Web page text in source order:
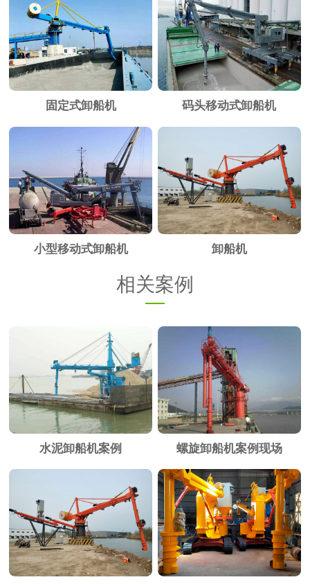
固定式卸船机 码头移动式卸船机
小型移动式卸船机 卸船机
相关案例
水泥卸船机案例 螺旋卸船机案例现场